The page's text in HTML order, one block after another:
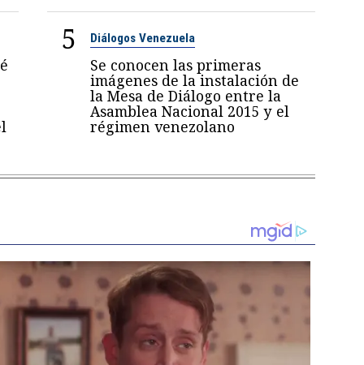
5 Diálogos Venezuela
Se conocen las primeras
imágenes de la instalación de
la Mesa de Diálogo entre la
Asamblea Nacional 2015 y el
régimen venezolano